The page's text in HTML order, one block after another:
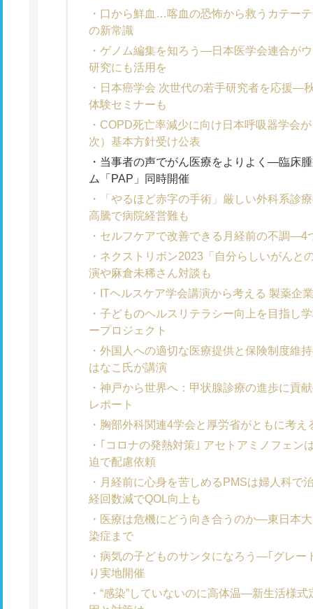
口から鮮血…喀血の恐怖から救うカテー
の新常識
ゲノム編集を知ろう―日本医学会連合が
研究にも活用を
日本癌学会 次世代の若手研究者を応援―
体験セミナーも
COPD死亡率減少に向け日本呼吸器学会
次）基本方針受け公表
当事者の声でがん医療をよりよく―臨床
ム「PAP」同時開催
「やるほど赤字の手術」厳しい外科系診
高騰で病院経営難も
セルフケアで改善できる月経前の不調―4
ネクストリボン2023「自分らしいがんと
演や麻倉未稀さん対談も
ITヘルスケア学会講演から考える 製薬企
子どものヘルスリテラシー向上を目指し
ープロジェクト
外国人への適切な医療提供と保険制度維
はなこ氏が講演
神戸から世界へ：甲状腺診療の進歩に貢
レポート
胸部外科関連4学会と厚労省がともに考え
｢コロナの発熱対策｣ アセトアミノフェ
迫で配慮依頼
月経前に心身を苦しめるPMSは婦人科で
経回数減でQOL向上も
医療は危機にどう向き合うのか―東日本
染症まで
病気の子どものサンタになろう―｢グレー
り実地開催
“感染”していないのに高体温―新生活様